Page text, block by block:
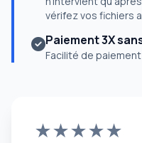
vérifez vos fichiers
Paiement 3X
Facilité de
★★★★★